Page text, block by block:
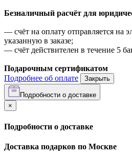
Безналичный расчёт для
— счёт на оплату отправляется на
указанную в заказе;
— счёт действителен в течение 5
Подарочным сертификатом
Подробнее об оплате
Закрыть
Подробности о доставке
×
Подробности о доставке
Доставка подарков по Москве